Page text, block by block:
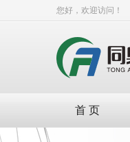
您好，欢迎访问！
首 页